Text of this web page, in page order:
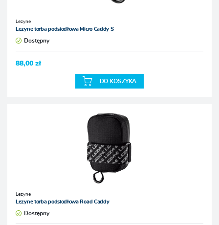
Lezyne
Lezyne torba podsiodłowa Micro Caddy S
Dostępny
88,00 zł
DO KOSZYKA
Lezyne
Lezyne torba podsiodłowa Road Caddy
Dostępny